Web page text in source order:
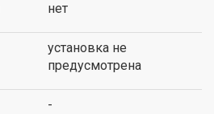
нет
установка не
предусмотрена
-